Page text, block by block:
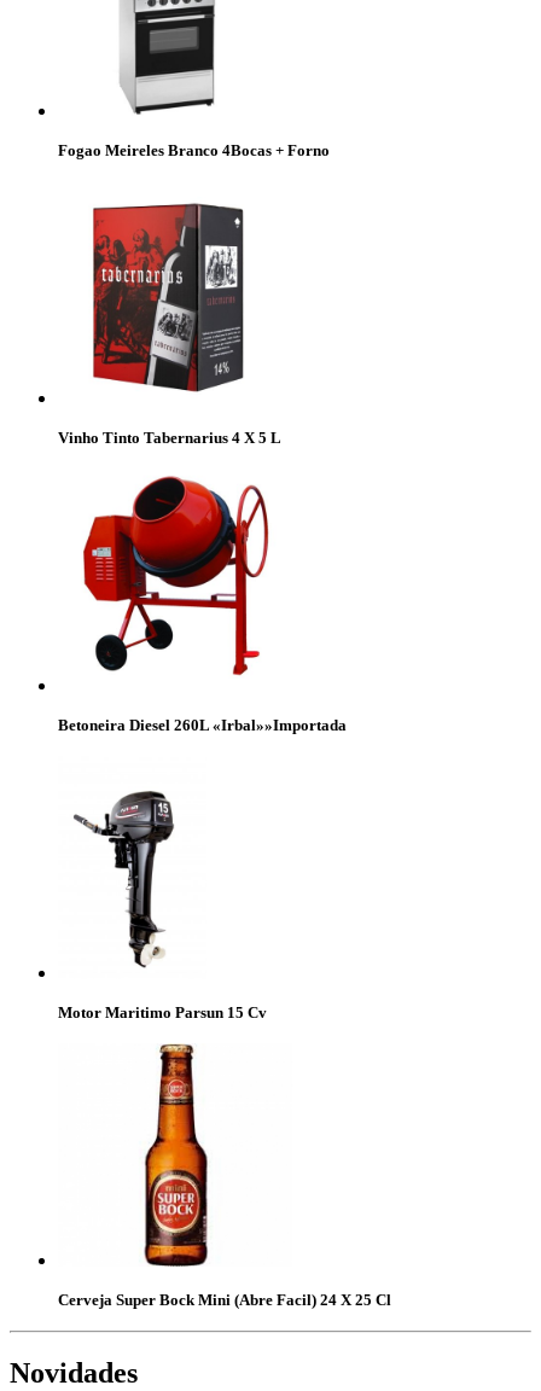
Fogao Meireles Branco 4Bocas + Forno
Vinho Tinto Tabernarius 4 X 5 L
Betoneira Diesel 260L «Irbal»»Importada
Motor Maritimo Parsun 15 Cv
Cerveja Super Bock Mini (Abre Facil) 24 X 25 Cl
Novidades